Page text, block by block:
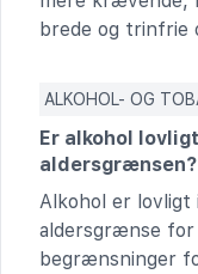
brede og trinfrie
ALKOHOL- OG
Er alkohol
aldersgrænsen?
Alkohol er lovligt
aldersgrænse for
begrænsninger